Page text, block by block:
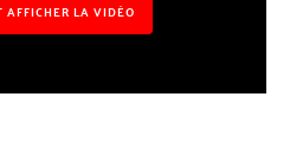
AFFICHER LA VIDÉO